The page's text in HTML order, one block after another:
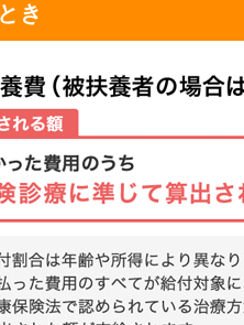
き